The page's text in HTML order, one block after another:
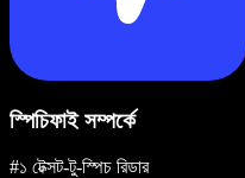
স্পিচিফাই সম্পর্কে
#১ টেক্সট-টু-স্পিচ রিডার